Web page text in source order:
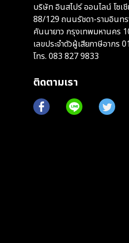
บริษัท อินสไปร์ ออนไลน์ โซเ
88/129 ถนนรัชดา-รามอินทร
คันนายาว กรุงเทพมหานคร
เลขประจำตัวผู้เสียภาษีอากร
โทร. 083 827 9833
ติดตามเรา